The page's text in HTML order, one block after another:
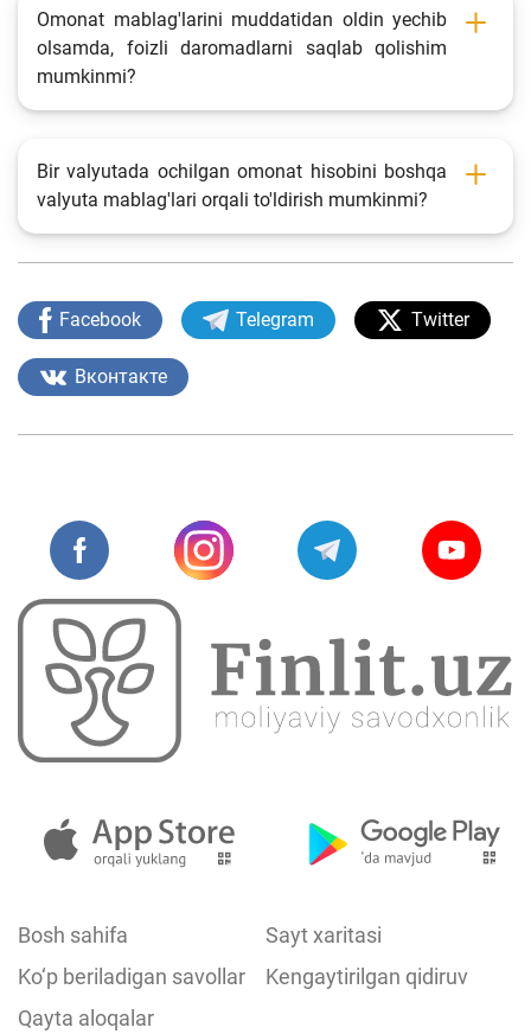
Omonat mablag'larini muddatidan oldin yechib
olsamda, foizli daromadlarni saqlab qolishim
mumkinmi?
Bir valyutada ochilgan omonat hisobini boshqa
valyuta mablag'lari orqali to'ldirish mumkinmi?
Facebook Telegram Twitter
Вконтакте
Bosh sahifa
Sayt xaritasi
Ko‘p beriladigan savollar
Kengaytirilgan qidiruv
Qayta aloqalar